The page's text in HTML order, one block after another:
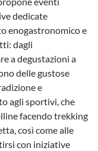
dedicate
enogastronomico e
dagli
a degustazioni a
delle gustose
e
agli sportivi, che
facendo trekking
così come alle
con iniziative